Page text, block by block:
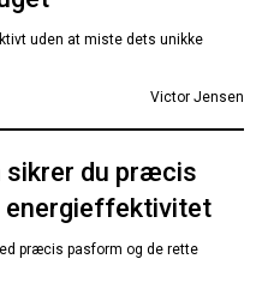
uden at miste dets unikke
Victor Jensen
sikrer du præcis
energieffektivitet
præcis pasform og de rette